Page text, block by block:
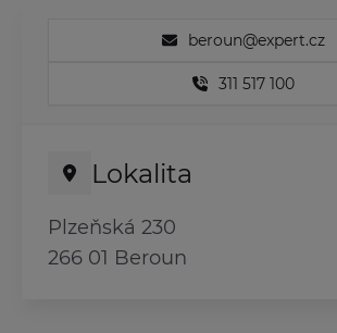
beroun@expert.cz
311 517 100
Lokalita
Plzeňská 230
266 01 Beroun